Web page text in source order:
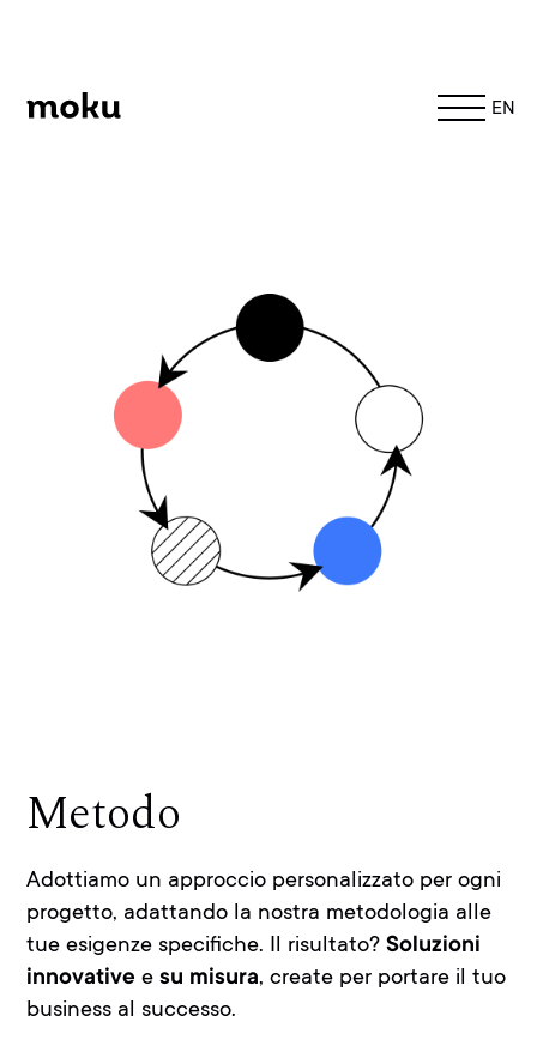
EN
Metodo
Adottiamo un approccio personalizzato per ogni
progetto, adattando la nostra metodologia alle
tue esigenze specifiche. Il risultato?Soluzioni
innovative esu misura, create per portare il tuo
business al successo.